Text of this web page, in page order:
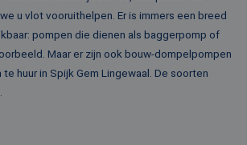
u vlot vooruithelpen. Er is immers een breed
pompen die dienen als baggerpomp of
Maar er zijn ook bouw-dompelpompen
huur in Spijk Gem Lingewaal. De soorten